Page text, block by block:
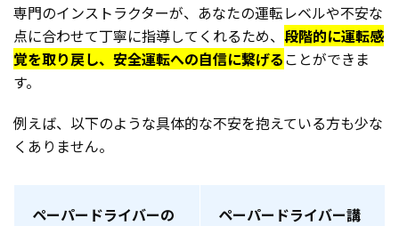
専門のインストラクターが、あなたの運転レベルや不安な
点に合わせて丁寧に指導してくれるため、 段階的に運転感
覚を取り戻し、安全運転への自信に繋げることができま
す。
例えば、以下のような具体的な不安を抱えている方も少な
くありません。
ペーパードライバーの
ペーパードライバー講